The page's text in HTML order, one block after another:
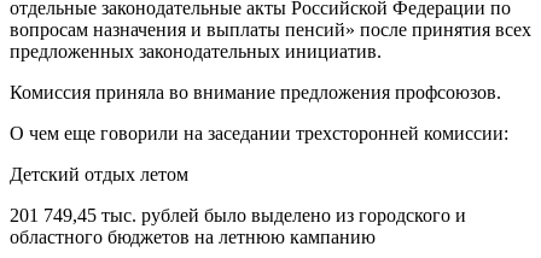
отдельные законодательные акты Российской Федерации по
вопросам назначения и выплаты пенсий» после принятия всех
предложенных законодательных инициатив.
Комиссия приняла во внимание предложения профсоюзов.
О чем еще говорили на заседании трехсторонней комиссии:
Детский отдых летом
201 749,45 тыс. рублей было выделено из городского и
областного бюджетов на летнюю кампанию